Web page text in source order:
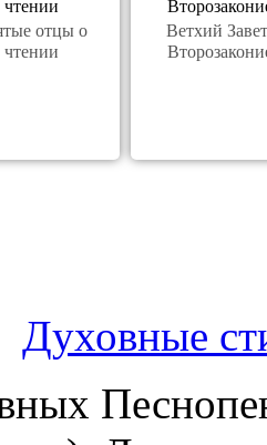
отцы о
чтении
Ветхий
Духовные